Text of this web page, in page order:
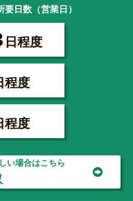
日数（営業日）
日程度
程度
程度
い場合はこちら